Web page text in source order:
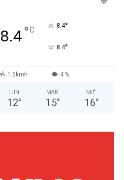
8.4°C 8.4°
8.4°
1.5kmh 4 %
LUN
12°
MAR
15°
MIÉ
16°